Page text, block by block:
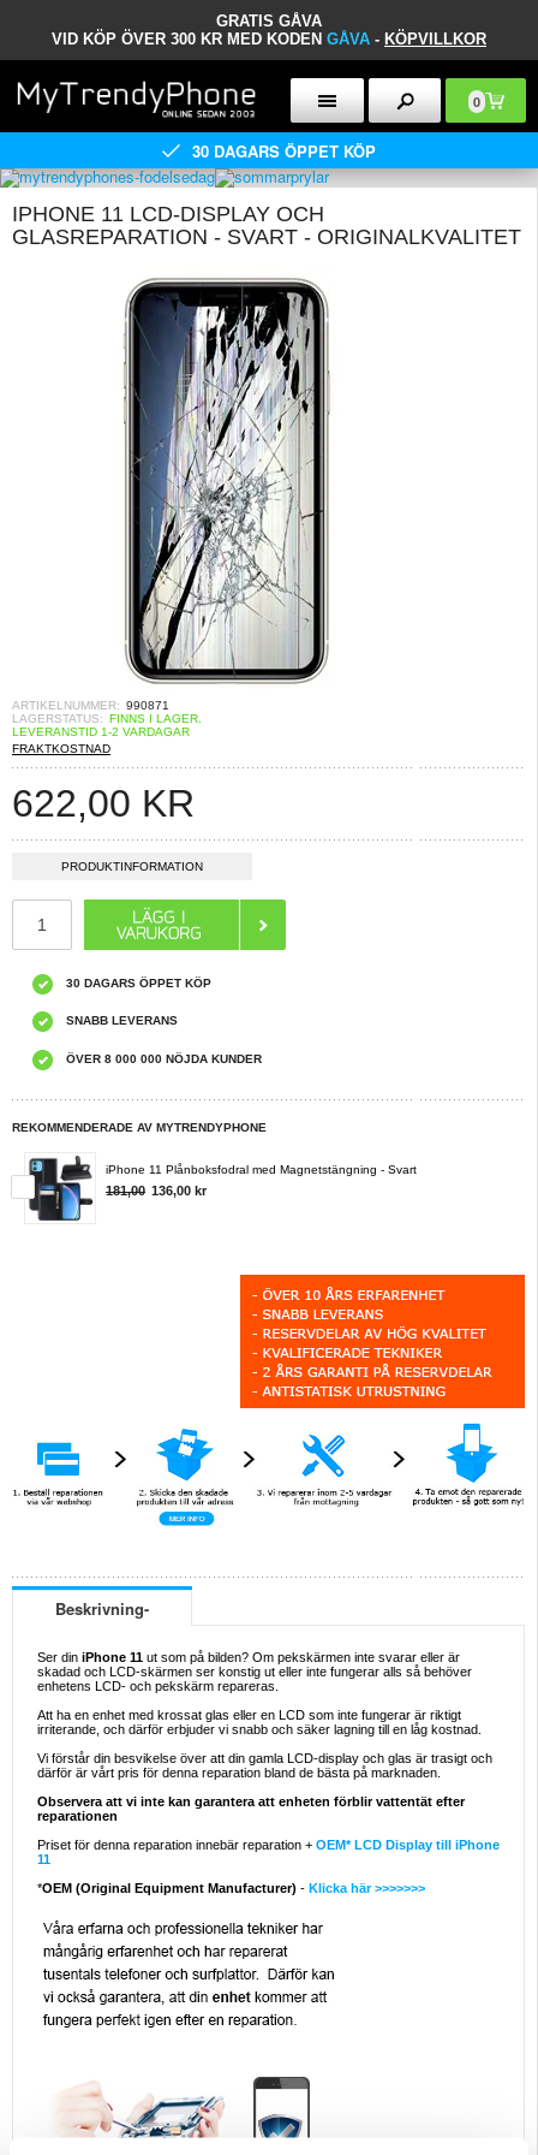
GRATIS GÅVA
VID KÖP ÖVER 300 KR MED KODEN GÅVA - KÖPVILLKOR
0
30 DAGARS ÖPPET KÖP
IPHONE 11 LCD-DISPLAY OCH
GLASREPARATION - SVART - ORIGINALKVALITET
ARTIKELNUMMER: 990871
LAGERSTATUS: FINNS I LAGER.
LEVERANSTID 1-2 VARDAGAR
FRAKTKOSTNAD
622,00 KR
PRODUKTINFORMATION
30 DAGARS ÖPPET KÖP
SNABB LEVERANS
ÖVER 8 000 000 NÖJDA KUNDER
REKOMMENDERADE AV MYTRENDYPHONE
iPhone 11 Plånboksfodral med Magnetstängning - Svart
181,00 136,00 kr
Beskrivning-
Ser din iPhone 11 ut som på bilden? Om pekskärmen inte svarar eller är
skadad och LCD-skärmen ser konstig ut eller inte fungerar alls så behöver
enhetens LCD- och pekskärm repareras.
Att ha en enhet med krossat glas eller en LCD som inte fungerar är riktigt
irriterande, och därför erbjuder vi snabb och säker lagning till en låg kostnad.
Vi förstår din besvikelse över att din gamla LCD-display och glas är trasigt och
därför är vårt pris för denna reparation bland de bästa på marknaden.
Observera att vi inte kan garantera att enheten förblir vattentät efter
reparationen
Priset för denna reparation innebär reparation + OEM* LCD Display till iPhone
11
*OEM (Original Equipment Manufacturer) - Klicka här >>>>>>>